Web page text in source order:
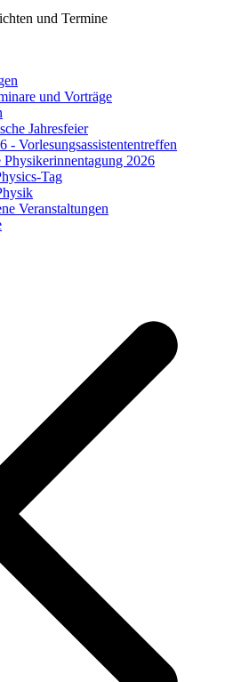
und Termine
und Vorträge
Jahresfeier
- Vorlesungsassistententreffen
Physikerinnentagung 2026
Tag
Veranstaltungen